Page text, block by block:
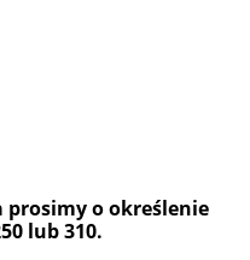
prosimy o określenie
lub 310.